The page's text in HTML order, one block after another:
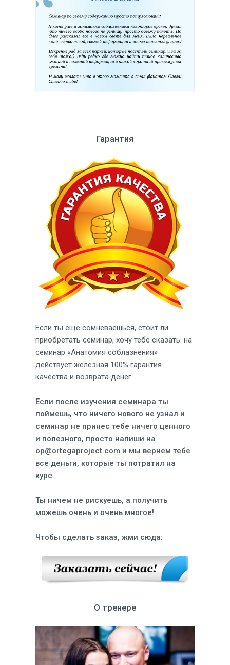
Гарантия
Если ты еще сомневаешься, стоит ли
приобретать семинар, хочу тебе сказать: на
семинар «Анатомия соблазнения»
действует железная 100% гарантия
качества и возврата денег.
Если после изучения семинара ты
поймешь, что ничего нового не узнал и
семинар не принес тебе ничего ценного
и полезного, просто напиши на
op@ortegaproject.com и мы вернем тебе
все деньги, которые ты потратил на
курс.
Ты ничем не рискуешь, а получить
можешь очень и очень многое!
Чтобы сделать заказ, жми сюда:
О тренере